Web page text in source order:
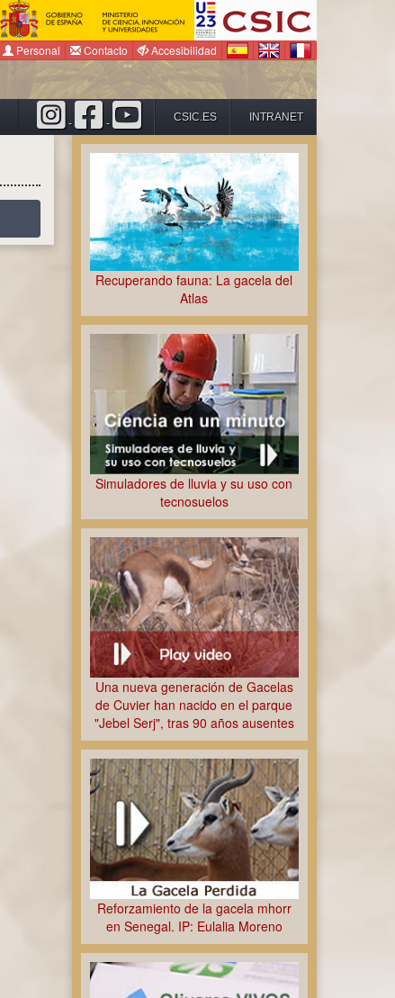
Personal Contacto Accesibilidad
INTRANET
CSIC.ES
- -
Recuperando fauna: La gacela del
Atlas
Simuladores de lluvia y su uso con
tecnosuelos
Una nueva generación de Gacelas
de Cuvier han nacido en el parque
"Jebel Serj", tras 90 años ausentes
Reforzamiento de la gacela mhorr
en Senegal. IP: Eulalia Moreno